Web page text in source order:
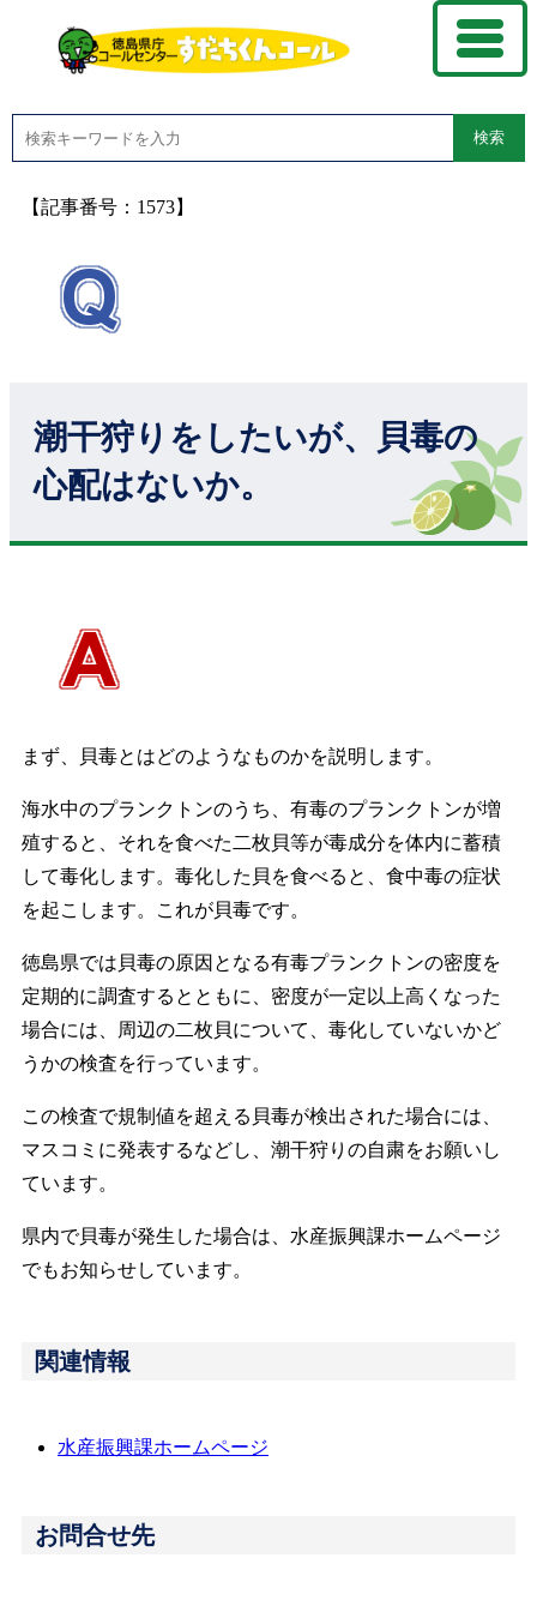
検索
【記事番号：1573】
潮干狩りをしたいが、貝毒の
心配はないか。
まず、貝毒とはどのようなものかを説明します。
海水中のプランクトンのうち、有毒のプランクトンが増
殖すると、それを食べた二枚貝等が毒成分を体内に蓄積
して毒化します。毒化した貝を食べると、食中毒の症状
を起こします。これが貝毒です。
徳島県では貝毒の原因となる有毒プランクトンの密度を
定期的に調査するとともに、密度が一定以上高くなった
場合には、周辺の二枚貝について、毒化していないかど
うかの検査を行っています。
この検査で規制値を超える貝毒が検出された場合には、
マスコミに発表するなどし、潮干狩りの自粛をお願いし
ています。
県内で貝毒が発生した場合は、水産振興課ホームページ
でもお知らせしています。
関連情報
水産振興課ホームページ
お問合せ先